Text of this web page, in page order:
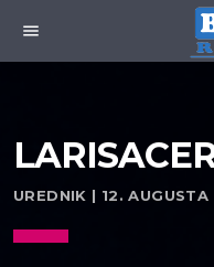
menu
UREDNIK | 12.